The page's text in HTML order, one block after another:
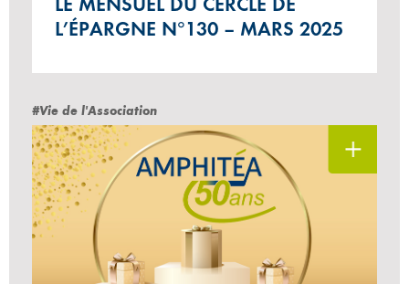
L’ÉPARGNE N°130 – MARS 2025
#Vie de l'Association